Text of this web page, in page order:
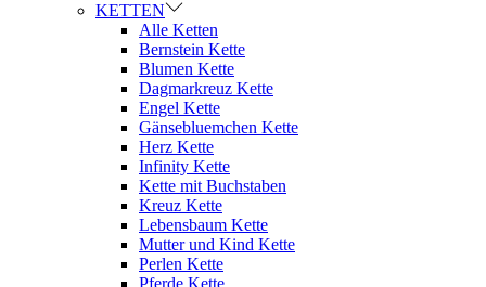
KETTEN
Alle Ketten
Bernstein Kette
Blumen Kette
Dagmarkreuz Kette
Engel Kette
Gänsebluemchen Kette
Herz Kette
Infinity Kette
Kette mit Buchstaben
Kreuz Kette
Lebensbaum Kette
Mutter und Kind Kette
Perlen Kette
Pferde Kette